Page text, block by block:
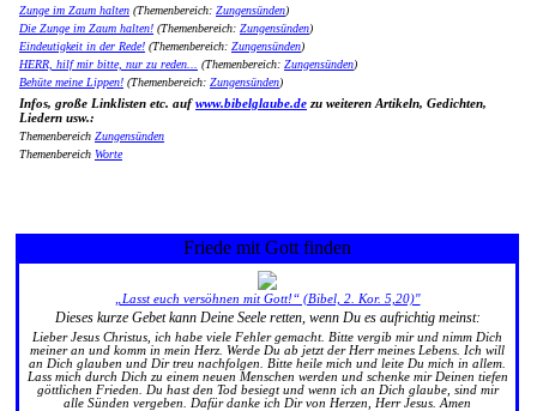
Zunge im Zaum halten (Themenbereich: Zungensünden)
Die Zunge im Zaum halten! (Themenbereich: Zungensünden)
Eindeutigkeit in der Rede! (Themenbereich: Zungensünden)
HERR, hilf mir bitte, nur zu reden...
(Themenbereich: Zungensünden)
Behüte meine Lippen! (Themenbereich: Zungensünden)
Infos, große Linklisten etc. aufwww.bibelglaube.de zu weiteren Artikeln, Gedichten,
Liedern usw.:
Themenbereich Zungensünden
Themenbereich Worte
Friede mit Gott finden
„Lasst euch versöhnen mit Gott!“ (Bibel, 2. Kor. 5,20)"
Dieses kurze Gebet kann Deine Seele retten, wenn Du es aufrichtig meinst:
Lieber Jesus Christus, ich habe viele Fehler gemacht. Bitte vergib mir und nimm Dich
meiner an und komm in mein Herz. Werde Du ab jetzt der Herr meines Lebens. Ich will
an Dich glauben und Dir treu nachfolgen. Bitte heile mich und leite Du mich in allem.
Lass mich durch Dich zu einem neuen Menschen werden und schenke mir Deinen tiefen
göttlichen Frieden. Du hast den Tod besiegt und wenn ich an Dich glaube, sind mir
alle Sünden vergeben. Dafür danke ich Dir von Herzen, Herr Jesus. Amen